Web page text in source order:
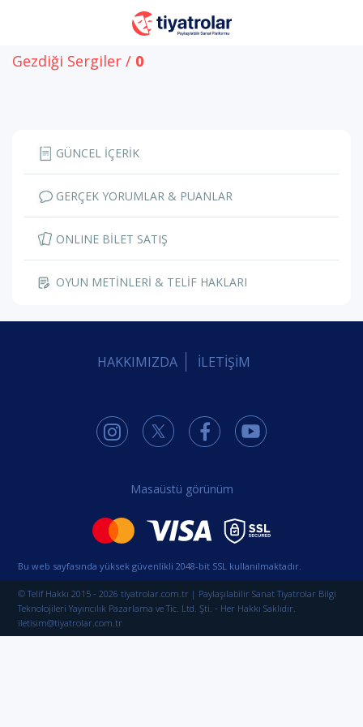
Gezdiği Sergiler / 0
GÜNCEL İÇERİK
GERÇEK YORUMLAR & PUANLAR
ONLINE BİLET SATIŞ
OYUN METİNLERİ & TELİF HAKLARI
HAKKIMIZDA İLETİŞİM
Masaüstü görünüm
Bu web sayfasında yüksek güvenlikli 2048-bit SSL kullanılmaktadır.
© Telif Hakkı 2015 - 2026 tiyatrolar.com.tr | Paylaşılabilir Sanat Tiyatrolar Bilgi
Teknolojileri Yayıncılık Pazarlama ve Tic. Ltd. Şti. - Her Hakkı Saklıdır.
iletisim@tiyatrolar.com.tr